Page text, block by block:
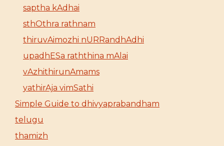
saptha kAdhai
sthOthra rathnam
thiruvAimozhi nURRandhAdhi
upadhESa raththina mAlai
vAzhithirunAmams
yathirAja vimSathi
Simple Guide to dhivyaprabandham
telugu
thamizh